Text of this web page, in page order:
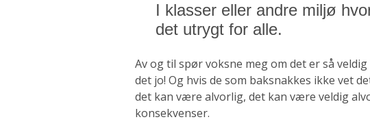
I klasser eller andre miljø
det utrygt for alle.
Av og til spør voksne meg om det er så
det jo! Og hvis de som baksnakkes ikke vet
det kan være alvorlig, det kan være veldig
konsekvenser.